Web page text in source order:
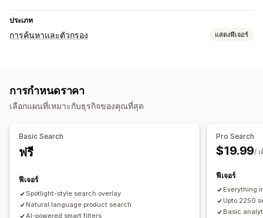
ประเภท
การค้นหาและตัวกรอง แสดงฟีเจอร์
กลุ่มคำพ้องความหมาย
แถบค้นหา
การเปลี่ยนรูปแบบตามการแสดงผลบนมือถือ
การวิเคราะห์
ข้อมูลเชิงลึกจาก AI การวิเคราะห์แบบเรียลไทม์
การกำหนดราคา
เลือกแผนที่เหมาะกับธุรกิจของคุณที่สุด
Basic Search
ฟรี
ฟีเจอร์
Spotlight-style search overlay
Natural language product search
AI-powered smart filters
Pro Search
$19.99/
ฟีเจอร์
Everything
Upto 2250
Basic